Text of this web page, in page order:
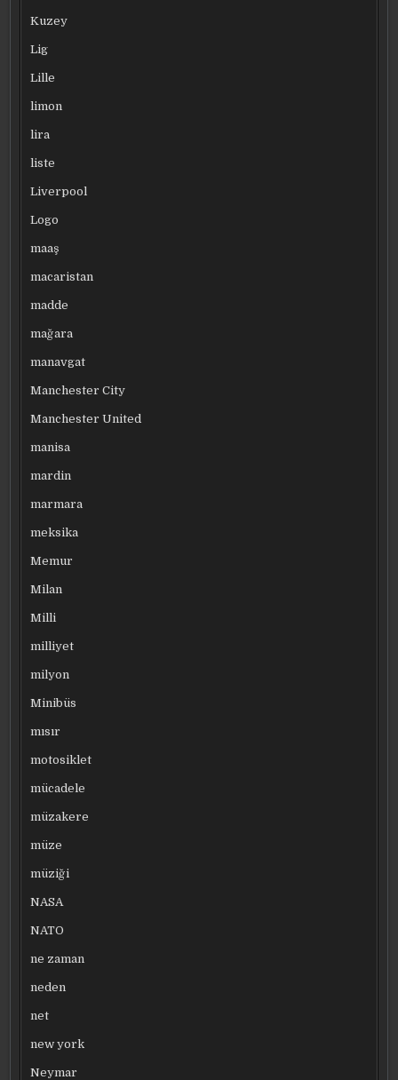
Kuzey
Lig
Lille
limon
lira
liste
Liverpool
Logo
maaş
macaristan
madde
mağara
manavgat
Manchester City
Manchester United
manisa
mardin
marmara
meksika
Memur
Milan
Milli
milliyet
milyon
Minibüs
mısır
motosiklet
mücadele
müzakere
müze
müziği
NASA
NATO
ne zaman
neden
net
new york
Neymar